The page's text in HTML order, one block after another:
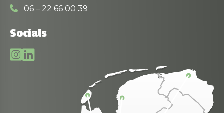
06 – 22 66 00 39
Socials